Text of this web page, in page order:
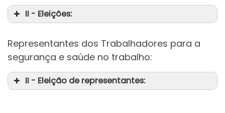
II - Eleições:
da
Representantes dos Trabalhadores para a
segurança e saúde no trabalho:
II - Eleição de representantes: